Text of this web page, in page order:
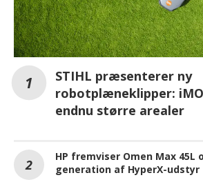
STIHL præsenterer ny
robotplæneklipper:
endnu større arealer
HP fremviser Omen Max 45L
generation af HyperX-udstyr